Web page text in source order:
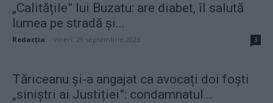
„Calitățile” lui Buzatu: are diabet, îl salută
lumea pe stradă și...
Redacţia vineri, 29 septembrie 2023 3
Tăriceanu și-a angajat ca avocați doi foști
„siniștri ai Justiției”: condamnatul...